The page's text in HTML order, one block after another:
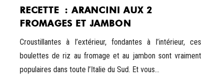
RECETTE : ARANCINI AUX 2
FROMAGES ET JAMBON
Croustillantes à l’extérieur, fondantes à l’intérieur, ces
boulettes de riz au fromage et au jambon sont vraiment
populaires dans toute l’Italie du Sud. Et vous...